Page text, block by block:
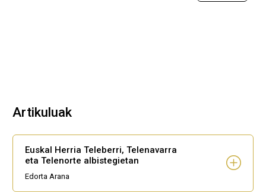
Artikuluak
Euskal Herria Teleberri, Telenavarra
eta Telenorte albistegietan
Edorta Arana